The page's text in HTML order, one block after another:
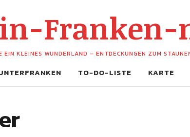
in-
EIN KLEINES WUNDERLAND – ENTDECKUNGEN ZUM
TO-DO-LISTE KARTE